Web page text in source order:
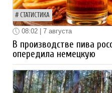
СТАТИСТИКА
08:02 | 7 августа
В производстве пива
опередила немецкую